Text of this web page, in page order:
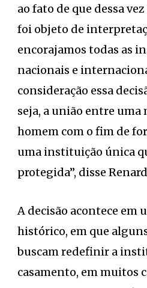
ao fato de que dessa
foi objeto de
encorajamos todas as
nacionais e
consideração essa
seja, a união entre uma
homem com o fim de
uma instituição única
protegida”, disse
A decisão acontece em
histórico, em que
buscam redefinir a
casamento, em muitos